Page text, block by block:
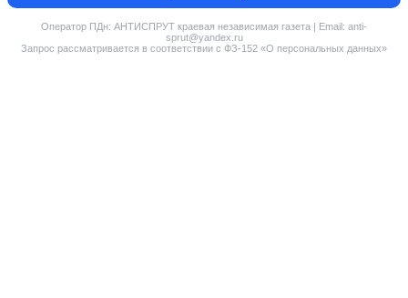
Оператор ПДн: АНТИСПРУТ краевая независимая газета | Email: anti-
sprut@yandex.ru
Запрос рассматривается в соответствии с ФЗ-152 «О персональных данных»